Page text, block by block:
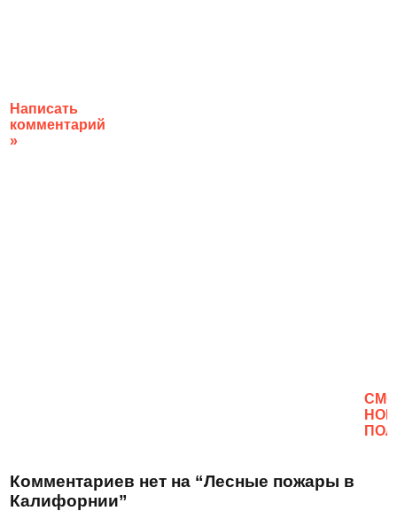
Написать
комментарий
»
Комментариев нет на “Лесные пожары в
Калифорнии”